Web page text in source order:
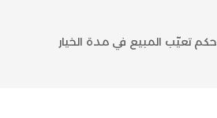
حكم تعيّب المبيع في مدة الخيار